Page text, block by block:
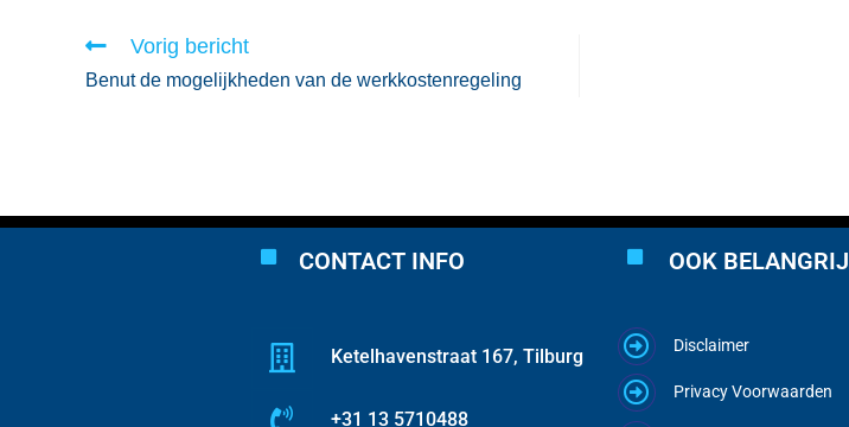
Vorig bericht
Benut de mogelijkheden van de werkkostenregeling
CONTACT INFO
Ketelhavenstraat 167, Tilburg
+31 13 5710488
OOK
Disclaimer
Privacy Voorwaarden